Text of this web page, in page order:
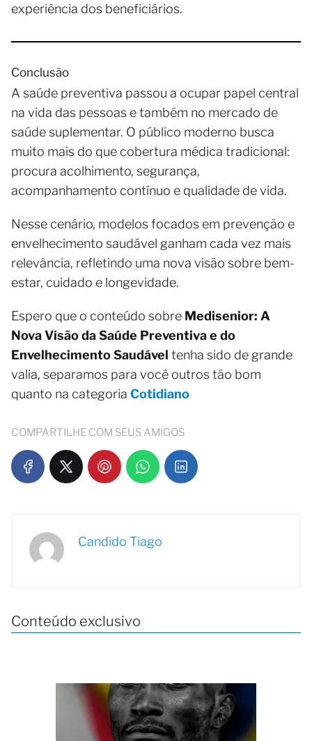
experiência dos beneficiários.
Conclusão
A saúde preventiva passou a ocupar papel central
na vida das pessoas e também no mercado de
saúde suplementar. O público moderno busca
muito mais do que cobertura médica tradicional:
procura acolhimento, segurança,
acompanhamento contínuo e qualidade de vida.
Nesse cenário, modelos focados em prevenção e
envelhecimento saudável ganham cada vez mais
relevância, refletindo uma nova visão sobre bem-
estar, cuidado e longevidade.
Espero que o conteúdo sobre Medisenior: A
Nova Visão da Saúde Preventiva e do
Envelhecimento Saudável tenha sido de grande
valia, separamos para você outros tão bom
quanto na categoria Cotidiano
COMPARTILHE COM SEUS AMIGOS
Candido Tiago
Conteúdo exclusivo